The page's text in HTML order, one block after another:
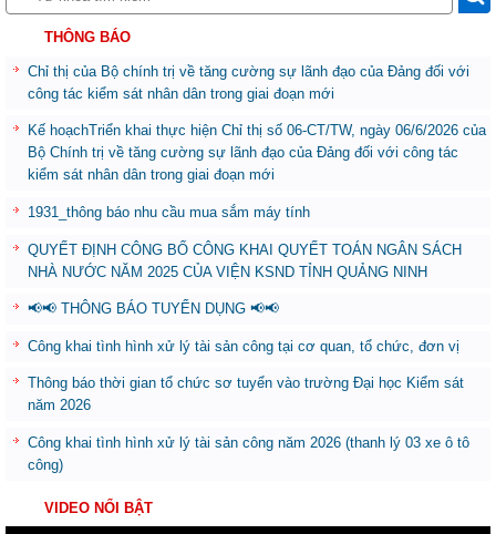
THÔNG BÁO
Chỉ thị của Bộ chính trị về tăng cường sự lãnh đạo của Đảng đối với
công tác kiểm sát nhân dân trong giai đoạn mới
Kế hoạchTriển khai thực hiện Chỉ thị số 06-CT/TW, ngày 06/6/2026 của
Bộ Chính trị về tăng cường sự lãnh đạo của Đảng đối với công tác
kiểm sát nhân dân trong giai đoạn mới
1931_thông báo nhu cầu mua sắm máy tính
QUYẾT ĐỊNH CÔNG BỐ CÔNG KHAI QUYẾT TOÁN NGÂN SÁCH
NHÀ NƯỚC NĂM 2025 CỦA VIỆN KSND TỈNH QUẢNG NINH
📢📢 THÔNG BÁO TUYỂN DỤNG 📢📢
Công khai tình hình xử lý tài sản công tại cơ quan, tổ chức, đơn vị
Thông báo thời gian tổ chức sơ tuyển vào trường Đại học Kiểm sát
năm 2026
Công khai tình hình xử lý tài sản công năm 2026 (thanh lý 03 xe ô tô
công)
VIDEO NỔI BẬT